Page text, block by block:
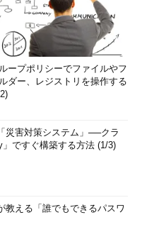
ープポリシーでファイルやフ
ダー、レジストリを操作する
災害対策システム」──クラ
ですぐ構築する方法 (1/3)
教える「誰でもできるパスワ